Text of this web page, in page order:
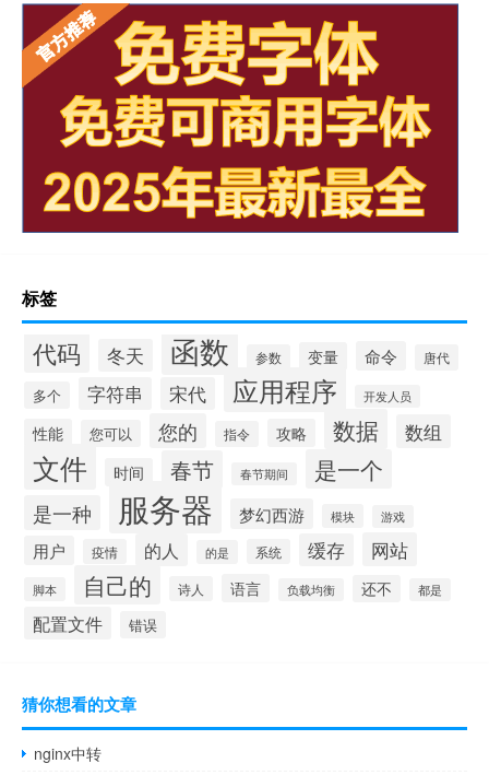
标签
代码 冬天 函数 参数 变量 命令 唐代
多个 字符串 宋代 应用程序 开发人员
性能 您可以 您的 指令 攻略 数据 数组
文件 时间 春节 春节期间 是一个
是一种 服务器 梦幻西游 模块 游戏
用户 疫情 的人 的是 系统 缓存 网站
脚本 自己的 诗人 语言 负载均衡 还不 都是
配置文件 错误
猜你想看的文章
nginx中转